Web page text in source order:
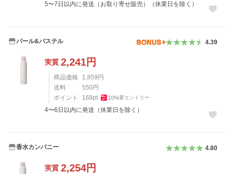
5〜7日以内に発送（お取り寄せ販売）（休業日を除く）
パール&パステル 4.39
実質 2,241円
商品価格 1,859 円
送料
550 円
ポイント
168pt 10%要エントリー
4〜6日以内に発送（休業日を除く）
香水カンパニー 4.80
実質 2,254円